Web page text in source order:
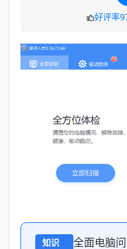
好评率
知识 全面电脑